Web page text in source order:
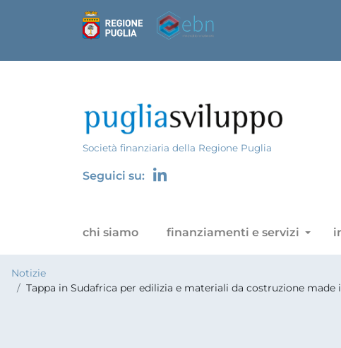
Società finanziaria della Regione Puglia
Seguici su:
chi siamo finanziamenti e servizi
Notizie
Tappa in Sudafrica per edilizia e materiali da costruzione